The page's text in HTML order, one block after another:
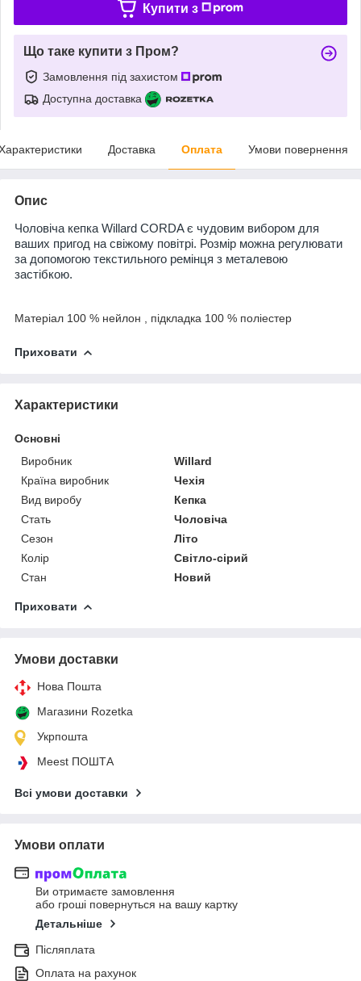
Купити з
Що таке купити з Пром?
Замовлення під захистом
Доступна доставка
Доставка Оплата Умови повернення
Опис
Чоловіча кепка Willard CORDA є чудовим вибором для
ваших пригод на свіжому повітрі. Розмір можна регулювати
за допомогою текстильного ремінця з металевою
застібкою.
Матеріал 100 % нейлон , підкладка 100 % поліестер
Приховати
Характеристики
Основні
Виробник
Willard
Країна виробник
Чехія
Вид виробу
Кепка
Стать
Чоловіча
Сезон
Літо
Колір
Світло-сірий
Стан
Новий
Приховати
Умови доставки
Нова Пошта
Магазини Rozetka
Укрпошта
Meest ПОШТА
Всі умови доставки
Умови оплати
Ви отримаєте замовлення
або гроші повернуться на вашу картку
Детальніше
Післяплата
Оплата на рахунок